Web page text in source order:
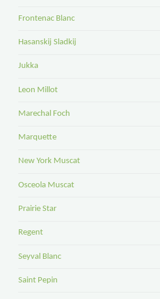
Frontenac Blanc
Hasanskij Sladkij
Jukka
Leon Millot
Marechal Foch
Marquette
New York Muscat
Osceola Muscat
Prairie Star
Regent
Seyval Blanc
Saint Pepin